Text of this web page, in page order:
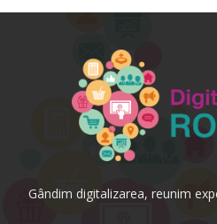
Gândim digitalizarea, reunim